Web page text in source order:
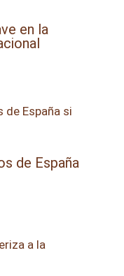
en la
de España